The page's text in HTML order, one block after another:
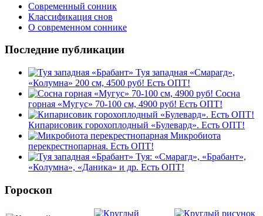
Современный сонник
Классификация снов
О современном соннике
Последние публикации
Туя западная «Смарагд»,
«Колумна» 200 см, 4500 руб! Есть ОПТ!
Сосна
горная «Мугус» 70-100 см, 4900 руб! Есть ОПТ!
Кипарисовик горохоплодный «Булевард». Есть ОПТ!
Микробиота
перекрестнопарная. Есть ОПТ!
Туя: «Смарагд», «Брабант»,
«Колумна», «Даника» и др. Есть ОПТ!
Гороскоп